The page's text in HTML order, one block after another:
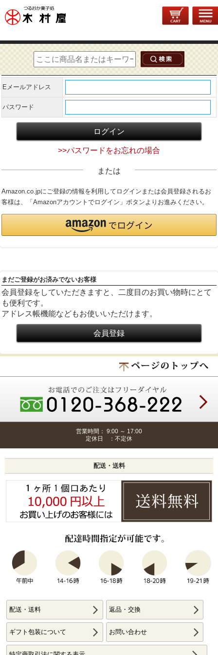
会員登録がお済みのお客様
Eメールアドレス
パスワード
>>パスワードをお忘れの場合
または
Amazon.co.jpにご登録の情報を利用してログインまたは会員登録されるお
客様は、「Amazonアカウントでログイン」ボタンよりお進みください。
まだご登録がお済みでないお客様
会員登録をしていただきますと、二度目のお買い物時にとて
も便利です。
アドレス帳機能などもお使いいただけます。
営業時間： 9:00 ～ 17:00
定休日 ：不定休
配送・送料
配送・送料 返品・交換
ギフト包装について お問い合わせ